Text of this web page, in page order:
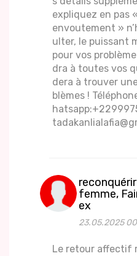
expliquez en pas
envoutement »
ulter, le puissant
pour vos
dra à toutes vos
dera à trouver
blèmes !
femme,
ex
23.05.2025
Le retour affectif